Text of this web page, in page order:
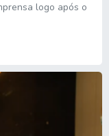
logo após o